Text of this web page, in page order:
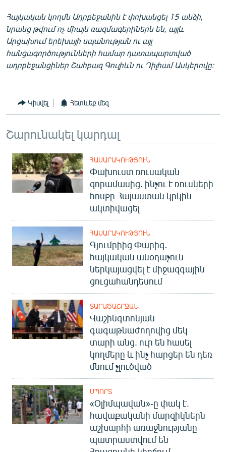
Հայկական կողմն Ադրբեջանին է փոխանցել 15 անձի,
նրանց թվում ոչ միայն ռազմագերիներն են, այլև
Արցախում երեխայի սպանության ու այլ
հանցագործությունների համար դատապարտված
ադրբեջանցիներ Շահբազ Գուլիևն ու Դիլհամ Ասկերովը։
Կիսվել Հետևեք մեզ
Շարունակել կարդալ
ՀԱՍԱՐԱԿՈՒԹՅՈՒՆ
Փախուստ ռուսական
զորամասից. ինչու է ռուսների
հոսքը Հայաստան կրկին
ակտիվացել
ՀԱՍԱՐԱԿՈՒԹՅՈՒՆ
Գյումրիից Փարիզ․
հայկական անօդաչուն
ներկայացվել է միջազգային
ցուցահանդեսում
ՏԱՐԱԾԱՇՐՋԱՆ
Վաշինգտոնյան
գագաթնաժողովից մեկ
տարի անց. ուր են հասել
կողմերը և ինչ հարցեր են դեռ
մնում չլուծված
ՍՊՈՐՏ
«Օլիմպավան»-ը փակ է.
հավաքականի մարզիկներն
աշխարհի առաջնությանը
պատրաստվում են